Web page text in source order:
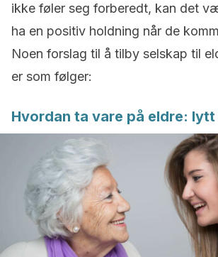
ikke føler seg forberedt, kan det
ha en positiv holdning når de
Noen forslag til å tilby selskap til
er som følger:
Hvordan ta vare på eldre: lytt